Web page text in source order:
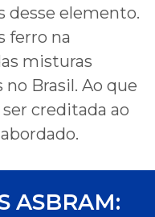
desse elemento.
ferro na
misturas
Brasil. Ao que
creditada ao
ASBRAM: